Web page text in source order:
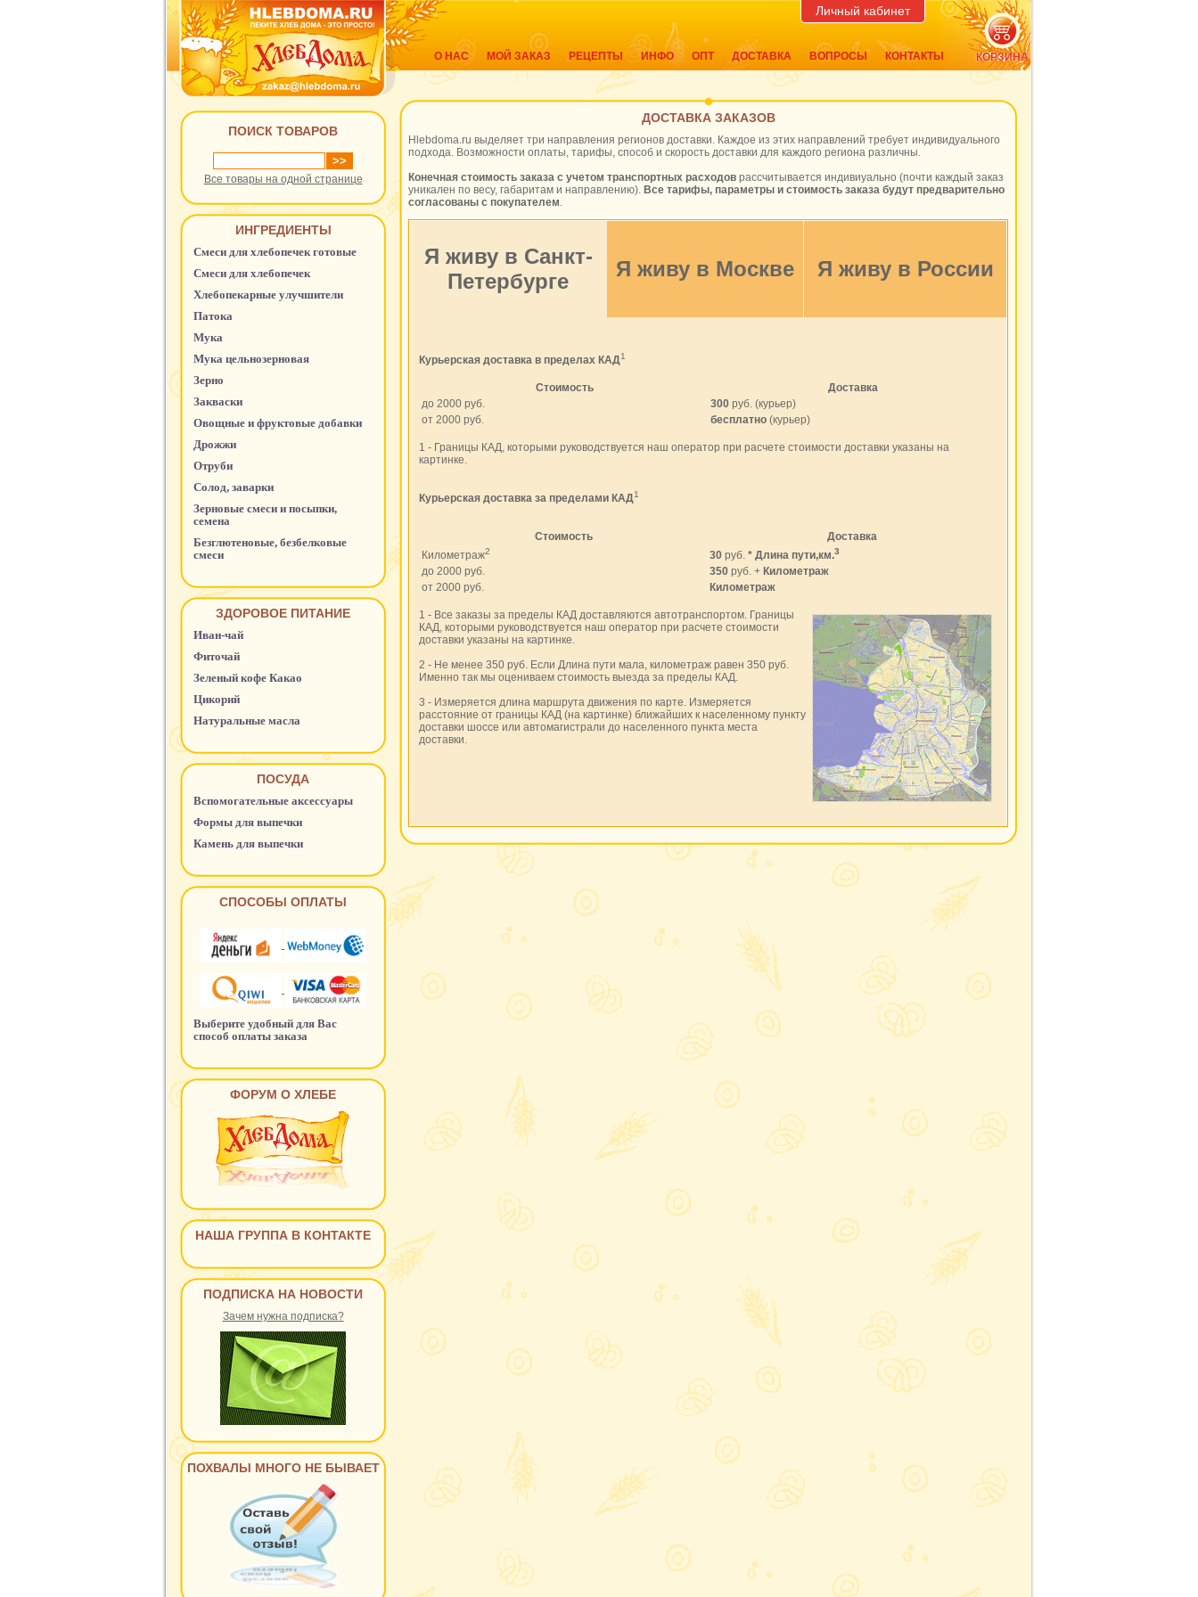
Личный кабинет
О НАС МОЙ ЗАКАЗ РЕЦЕПТЫ ИНФО ОПТ ДОСТАВКА ВОПРОСЫ КОНТАКТЫ КОРЗИНА
ПОИСК ТОВАРОВ
Все товары на одной странице
ИНГРЕДИЕНТЫ
Смеси для хлебопечек готовые
Смеси для хлебопечек
Хлебопекарные улучшители
Патока
Мука
Мука цельнозерновая
Зерно
Закваски
Овощные и фруктовые добавки
Дрожжи
Отруби
Солод, заварки
Зерновые смеси и посыпки,
семена
Безглютеновые, безбелковые
смеси
ЗДОРОВОЕ ПИТАНИЕ
Иван-чай
Фиточай
Зеленый кофе Какао
Цикорий
Натуральные масла
ПОСУДА
Вспомогательные аксессуары
Формы для выпечки
Камень для выпечки
СПОСОБЫ ОПЛАТЫ
Выберите удобный для Вас
способ оплаты заказа
ФОРУМ О ХЛЕБЕ
НАША ГРУППА В КОНТАКТЕ
ПОДПИСКА НА НОВОСТИ
Зачем нужна подписка?
ПОХВАЛЫ МНОГО НЕ БЫВАЕТ
ДОСТАВКА ЗАКАЗОВ
Hlebdoma.ru выделяет три направления регионов доставки. Каждое из этих направлений требует индивидуального
подхода. Возможности оплаты, тарифы, способ и скорость доставки для каждого региона различны.
Конечная стоимость заказа с учетом транспортных расходов рассчитывается индивиуально (почти каждый заказ
уникален по весу, габаритам и направлению). Все тарифы, параметры и стоимость заказа будут предварительно
согласованы с покупателем.
Я живу в Санкт-
Петербурге
Я живу в Москве Я живу в России
Курьерская доставка в пределах КАД1
Стоимость
Доставка
до 2000 руб.
300 руб. (курьер)
от 2000 руб.
бесплатно (курьер)
1 - Границы КАД, которыми руководствуется наш оператор при расчете стоимости доставки указаны на
картинке.
Курьерская доставка за пределами КАД1
Стоимость
Доставка
Километраж2 30 руб. * Длина пути,км.3
до 2000 руб. 350 руб. + Километраж
от 2000 руб.
Километраж
1 - Все заказы за пределы КАД доставляются автотранспортом. Границы
КАД, которыми руководствуется наш оператор при расчете стоимости
доставки указаны на картинке.
2 - Не менее 350 руб. Если Длина пути мала, километраж равен 350 руб.
Именно так мы оцениваем стоимость выезда за пределы КАД.
3 - Измеряется длина маршрута движения по карте. Измеряется
расстояние от границы КАД (на картинке) ближайших к населенному пункту
доставки шоссе или автомагистрали до населенного пункта места
доставки.